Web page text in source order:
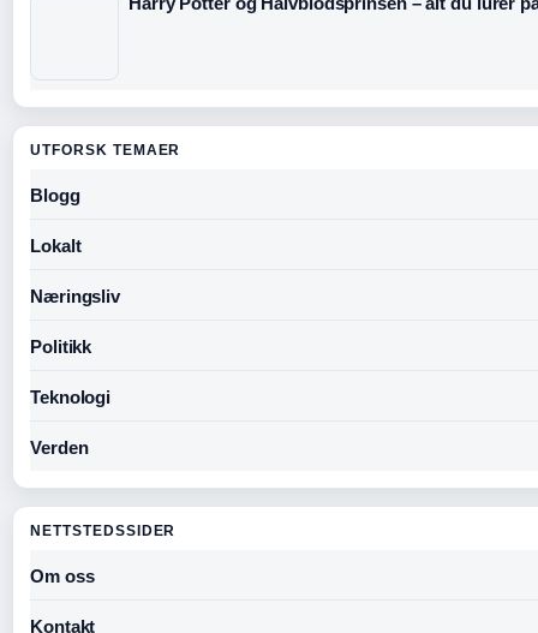
UTFORSK TEMAER
Blogg
Lokalt
Næringsliv
Politikk
Teknologi
Verden
NETTSTEDSSIDER
Om oss
Kontakt